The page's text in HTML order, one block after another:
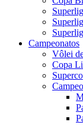
Campeonatos
Vôlei
Copa